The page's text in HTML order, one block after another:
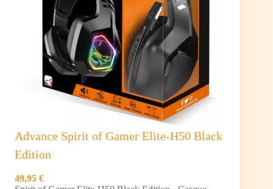
Advance Spirit of Gamer Elite-H50 Black
Edition
49,95 €